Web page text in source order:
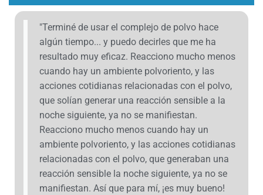
"Terminé de usar el complejo de polvo hace
algún tiempo... y puedo decirles que me ha
resultado muy eficaz. Reacciono mucho menos
cuando hay un ambiente polvoriento, y las
acciones cotidianas relacionadas con el polvo,
que solían generar una reacción sensible a la
noche siguiente, ya no se manifiestan.
Reacciono mucho menos cuando hay un
ambiente polvoriento, y las acciones cotidianas
relacionadas con el polvo, que generaban una
reacción sensible la noche siguiente, ya no se
manifiestan. Así que para mí, ¡es muy bueno!